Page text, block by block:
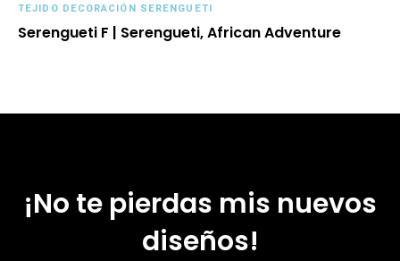
TEJIDO DECORACIÓN SERENGUETI
Serengueti F | Serengueti, African Adventure
¡No te pierdas mis nuevos
diseños!